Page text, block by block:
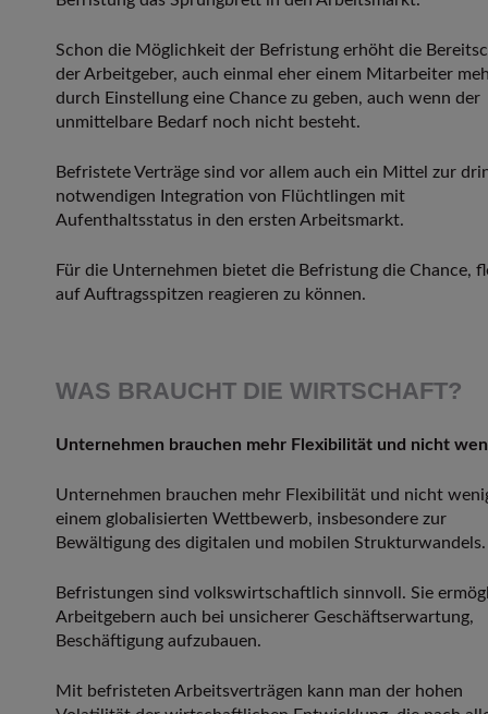
Schon die Möglichkeit der Befristung erhöht die
der Arbeitgeber, auch einmal eher einem Mitarbeiter
durch Einstellung eine Chance zu geben, auch wenn der
unmittelbare Bedarf noch nicht besteht.
Befristete Verträge sind vor allem auch ein Mittel zur
notwendigen Integration von Flüchtlingen mit
Aufenthaltsstatus in den ersten Arbeitsmarkt.
Für die Unternehmen bietet die Befristung die Chance,
auf Auftragsspitzen reagieren zu können.
WAS BRAUCHT DIE WIRTSCHAFT?
Unternehmen brauchen mehr Flexibilität und nicht
Unternehmen brauchen mehr Flexibilität und nicht
einem globalisierten Wettbe­werb, insbesondere zur
Bewältigung des digita­len und mobilen Strukturwandels.
Befristungen sind volkswirtschaftlich sinnvoll. Sie
Arbeitgebern auch bei unsicherer Geschäftserwartung,
Beschäftigung aufzu­bauen.
Mit befristeten Arbeitsverträgen kann man der hohen